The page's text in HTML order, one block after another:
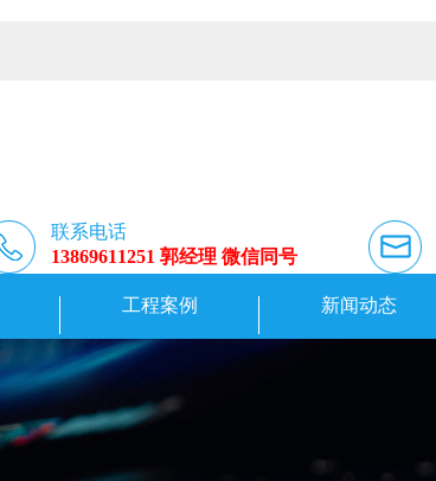
联系电话
13869611251 郭经理 微信同号
工程案例 新闻动态